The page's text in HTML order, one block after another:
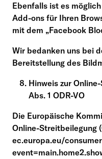
Ebenfalls ist es
Add-ons für Ihren
mit dem „Facebook
Wir bedanken uns bei
Bereitstellung des
Hinweis zur
Abs. 1 ODR-VO
Die Europäische
Online-Streitbeilegung
ec.europa.eu/